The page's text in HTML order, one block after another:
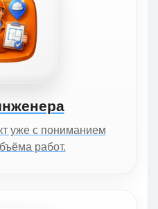
уже с пониманием
работ.